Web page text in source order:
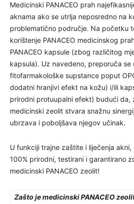
Medicinski PANACEO prah
aknama ako se utrlja neposredno na
problematično područje. Na početku
korištenje PANACEO medicinskog
PANACEO kapsule (zbog različitog
kapsula). Uz navedeno, preporuča se
fitofarmakološke supstance poput
dodatni hranjivi efekt na kožu) i/ili
prirodni protuupalni efekt) budući da,
medicinski zeolit stvara snažnu
ubrzava i poboljšava njegov učinak.
U funkciji trajne zaštite i liječenja
100% prirodni, testirani i garantirano
medicinski PANACEO zeolit!
Zašto je medicinski PANACEO